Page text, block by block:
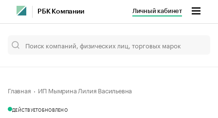
РБК Компании Личный кабинет
Главная ИП Мымрина Лилия Васильевна
ДЕЙСТВУЕТОБНОВЛЕНО